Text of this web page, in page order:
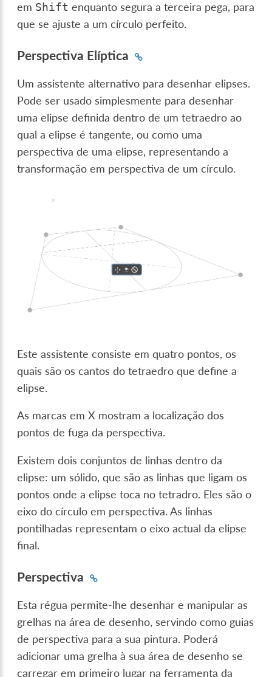
em Shift enquanto segura a terceira pega, para
que se ajuste a um círculo perfeito.
Perspectiva Elíptica
Um assistente alternativo para desenhar elipses.
Pode ser usado simplesmente para desenhar
uma elipse definida dentro de um tetraedro ao
qual a elipse é tangente, ou como uma
perspectiva de uma elipse, representando a
transformação em perspectiva de um círculo.
Este assistente consiste em quatro pontos, os
quais são os cantos do tetraedro que define a
elipse.
As marcas em X mostram a localização dos
pontos de fuga da perspectiva.
Existem dois conjuntos de linhas dentro da
elipse: um sólido, que são as linhas que ligam os
pontos onde a elipse toca no tetradro. Eles são o
eixo do círculo em perspectiva. As linhas
pontilhadas representam o eixo actual da elipse
final.
Perspectiva
Esta régua permite-lhe desenhar e manipular as
grelhas na área de desenho, servindo como guias
de perspectiva para a sua pintura. Poderá
adicionar uma grelha à sua área de desenho se
carregar em primeiro lugar na ferramenta da